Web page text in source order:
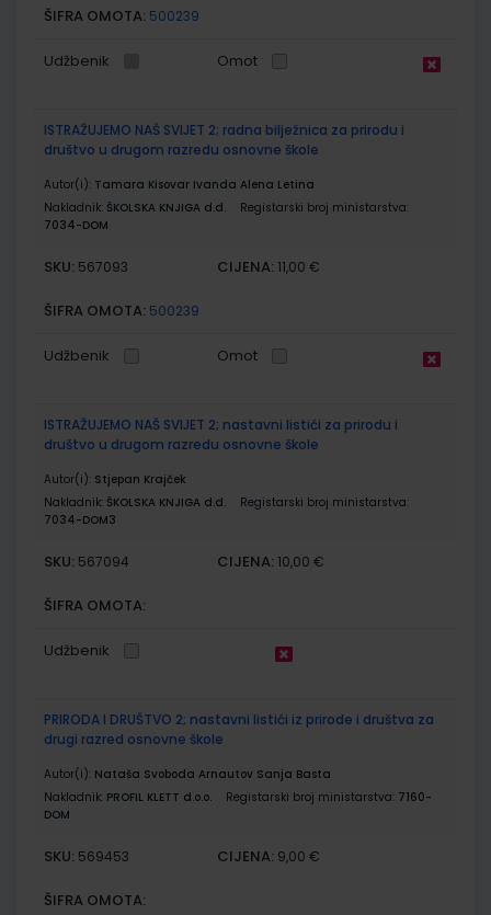
ŠIFRA OMOTA: 500239
Udžbenik Omot
ISTRAŽUJEMO NAŠ SVIJET 2; radna bilježnica za prirodu i
društvo u drugom razredu osnovne škole
Autor(i): Tamara Kisovar Ivanda Alena Letina
Nakladnik: ŠKOLSKA KNJIGA d.d.
Registarski broj ministarstva:
7034-DOM
SKU: 567093 CIJENA: 11,00 €
ŠIFRA OMOTA: 500239
Udžbenik Omot
ISTRAŽUJEMO NAŠ SVIJET 2; nastavni listići za prirodu i
društvo u drugom razredu osnovne škole
Autor(i): Stjepan Krajček
Nakladnik: ŠKOLSKA KNJIGA d.d.
Registarski broj ministarstva:
7034-DOM3
SKU: 567094 CIJENA: 10,00 €
ŠIFRA OMOTA:
Udžbenik
PRIRODA I DRUŠTVO 2; nastavni listići iz prirode i društva za
drugi razred osnovne škole
Autor(i): Nataša Svoboda Arnautov Sanja Basta
Nakladnik: PROFIL KLETT d.o.o. Registarski broj ministarstva: 7160-
DOM
SKU: 569453 CIJENA: 9,00 €
ŠIFRA OMOTA: